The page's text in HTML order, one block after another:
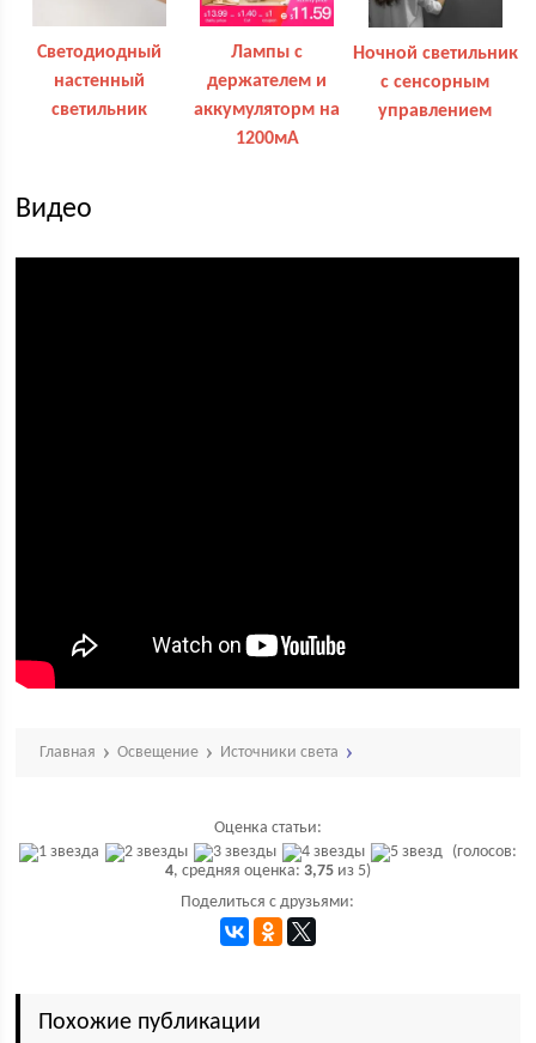
Светодиодный
настенный
светильник
Лампы с
держателем и
аккумуляторм на
1200мА
Ночной светильник
с сенсорным
управлением
Видео
Главная Освещение Источники света
Оценка статьи:
(голосов:
4, средняя оценка: 3,75из 5)
Поделиться с друзьями:
Похожие публикации